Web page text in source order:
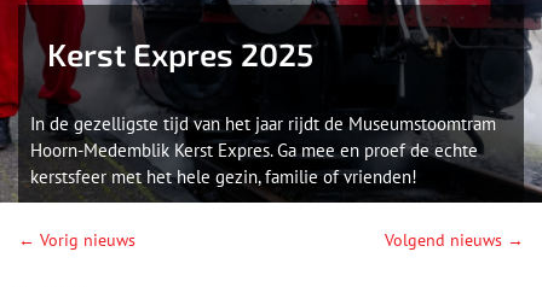
Kerst Expres 2025
In de gezelligste tijd van het jaar rijdt de Museumstoomtram
Hoorn-Medemblik Kerst Expres. Ga mee en proef de echte
kerstsfeer met het hele gezin, familie of vrienden!
← Vorig nieuws Volgend nieuws →